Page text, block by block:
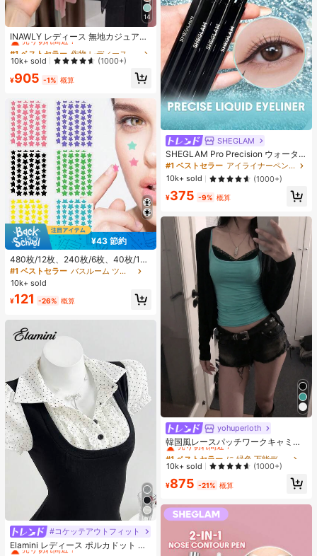
14
INAWLY レディース 無地カジュアル
薄手カーディガン、春夏用
#1 ベストセラー
売り切れ間近！
#1 ベストセラー
売り切れ間近！
#1 ベストセラー
売り切れ間近！
#1 ベストセラー
売り切れ間近！
10k+ sold (1000+)
¥905 -1% 概算
¥43 節約
480枚/12枚、240枚/6枚、40枚/1
枚、フェイススターシール、ハロウ
ィン装飾シール、クリスマス装飾シ
ール、ペンタグラムシール、カラフ
ルな装飾シール、パーティー・ホリ
デー写真装飾用、フェイス装飾シー
ル、パーティー装飾シール、ルーム
デコレーション、バニティ、寝室、
旅行、旅行必需品、装飾アクセサリ
ー、経済的で実用的、ストッキング
スタッファー、メイクアップツー
ル、手頃な商品、ギフト、ノベルテ
ィ、女性向けギフト、クリスマスギ
フト、エステティック
#1 ベストセラー
バスルーム ツールアクセサリ
10k+ sold
¥121 -26% 概算
#コケッテアウトフィット
Elamini レディース ポルカドット パ
#2 ベストセラー
夜遊び 女性用ブラウス
売り切れ間近！
SHEGLAM
SHEGLAM Pro Precision ウォータ
ープルーフリキッドアイライナー-Bl
ack 女性と女の子のためのブランド
ビューティーコスメメイクアップ
#1 ベストセラー
アイライナーペンシル アイライナー
10k+ sold
(1000+)
¥375 -9% 概算
yohuperloth
韓国風レースパッチワークキャミソ
ールタンクトップ、Y2Kエステティ
ック、ストリートウェアカジュアル
サマー
#1 ベストセラー
売り切れ間近！
#1 ベストセラー
売り切れ間近！
#1 ベストセラー
売り切れ間近！
#1 ベストセラー
売り切れ間近！
10k+ sold (1000+)
¥875 -21% 概算